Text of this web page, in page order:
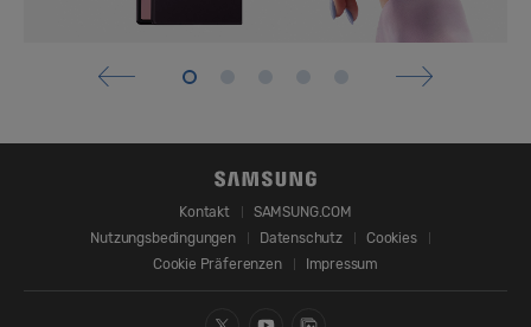
Kontakt
SAMSUNG.COM
Nutzungsbedingungen
Datenschutz
Cookies
Cookie Präferenzen
Impressum